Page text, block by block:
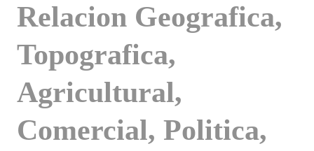
Relacion Geografica,
Topografica,
Agricultural,
Comercial, Politica,